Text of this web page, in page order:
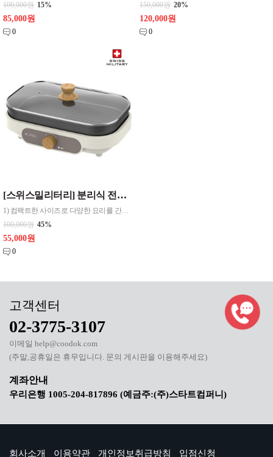
100,000원 15%
85,000원
0
150,000원 20%
120,000원
0
[스위스밀리터리] 분리식 전기 그릴 (분리형 그릴 세척가능)
1) 컴팩트한 사이즈로 다양한 요리를 간편하게 즐길 수 있습니다. 2) 음식을 골고루 익혀주는 뛰어난 열효율 3) 논스틱 불소수지 코팅으로 음식물이 쉽게 눌러 붙지 않습니다. 4) 강화유리 뚜껑으로 조리과정을 볼 수 있어 편리합니다.
100,000원 45%
55,000원
0
02-3775-3107
이메일 help@coodok.com
(주말,공휴일은 휴무입니다. 문의 게시판을 이용해주세요)
우리은행 1005-204-817896 (예금주:(주)스타트컴퍼니)
회사소개 이용약관 개인정보취급방침 입점신청